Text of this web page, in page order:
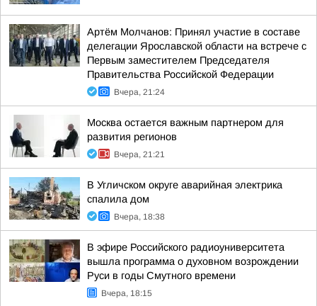
Артём Молчанов: Принял участие в составе
делегации Ярославской области на встрече с
Первым заместителем Председателя
Правительства Российской Федерации
Вчера, 21:24
Москва остается важным партнером для
развития регионов
Вчера, 21:21
В Угличском округе аварийная электрика
спалила дом
Вчера, 18:38
В эфире Российского радиоуниверситета
вышла программа о духовном возрождении
Руси в годы Смутного времени
Вчера, 18:15